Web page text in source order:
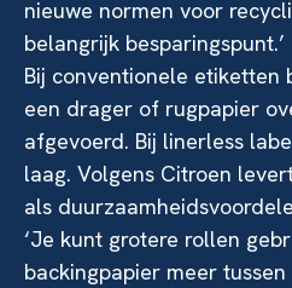
nieuwe normen voor
belangrijk besparingspunt.’
Bij conventionele
een drager of rugpapier
afgevoerd. Bij linerless
laag. Volgens Citroen
als
‘Je kunt grotere rollen
backingpapier meer